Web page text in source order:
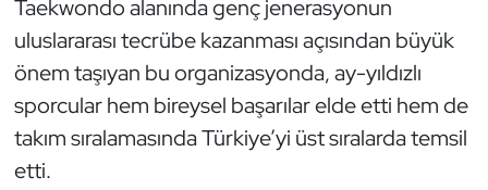
Taekwondo alanında genç jenerasyonun
uluslararası tecrübe kazanması açısından büyük
önem taşıyan bu organizasyonda, ay-yıldızlı
sporcular hem bireysel başarılar elde etti hem de
takım sıralamasında Türkiye’yi üst sıralarda temsil
etti.
Halter